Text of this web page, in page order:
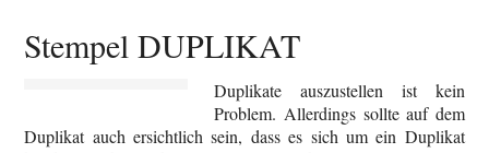
Stempel DUPLIKAT
Duplikate auszustellen ist kein
Problem. Allerdings sollte auf dem
Duplikat auch ersichtlich sein, dass es sich um ein Duplikat